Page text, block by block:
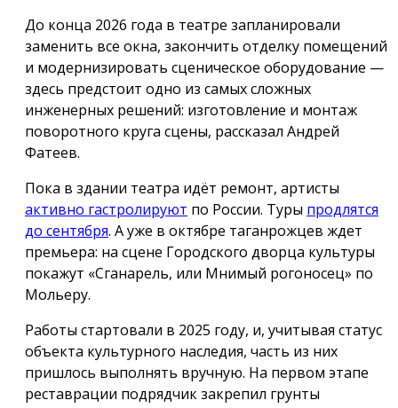
До конца 2026 года в театре запланировали
заменить все окна, закончить отделку помещений
и модернизировать сценическое оборудование —
здесь предстоит одно из самых сложных
инженерных решений: изготовление и монтаж
поворотного круга сцены, рассказал Андрей
Фатеев.
Пока в здании театра идёт ремонт, артисты
активно гастролируют по России. Туры продлятся
до сентября. А уже в октябре таганрожцев ждет
премьера: на сцене Городского дворца культуры
покажут «Сганарель, или Мнимый рогоносец» по
Мольеру.
Работы стартовали в 2025 году, и, учитывая статус
объекта культурного наследия, часть из них
пришлось выполнять вручную. На первом этапе
реставрации подрядчик закрепил грунты